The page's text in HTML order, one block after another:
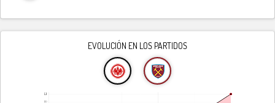
EVOLUCIÓN EN LOS PARTIDOS